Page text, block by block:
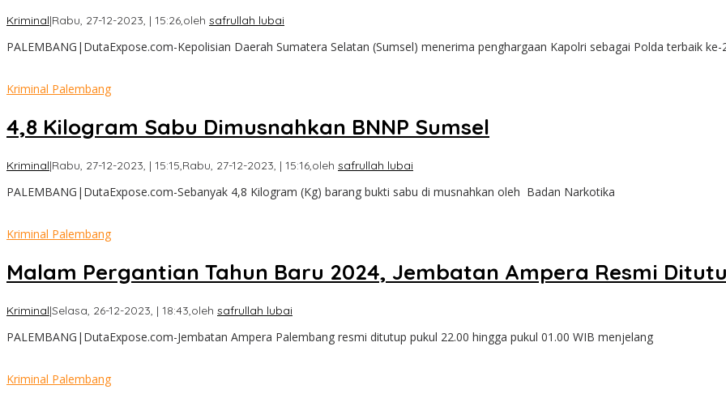
Kriminal|Rabu, 27-12-2023, | 15:26,oleh safrullah lubai
PALEMBANG|DutaExpose.com-Kepolisian Daerah Sumatera Selatan (Sumsel) menerima penghargaan Kapolri sebagai Polda terbaik ke-
Kriminal Palembang
4,8 Kilogram Sabu Dimusnahkan BNNP Sumsel
Kriminal|Rabu, 27-12-2023, | 15:15,Rabu, 27-12-2023, | 15:16,oleh safrullah lubai
PALEMBANG|DutaExpose.com-Sebanyak 4,8 Kilogram (Kg) barang bukti sabu di musnahkan oleh Badan Narkotika
Kriminal Palembang
Malam Pergantian Tahun Baru 2024, Jembatan Ampera Resmi
Kriminal|Selasa, 26-12-2023, | 18:43,oleh safrullah lubai
PALEMBANG|DutaExpose.com-Jembatan Ampera Palembang resmi ditutup pukul 22.00 hingga pukul 01.00 WIB menjelang
Kriminal Palembang